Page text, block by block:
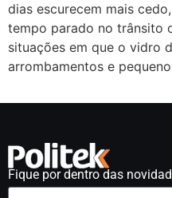
dias escurecem mais
tempo parado no trânsito
situações em que o vidro
arrombamentos e
Fique por dentro das